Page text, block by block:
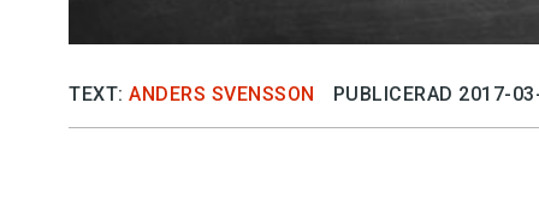
TEXT: ANDERS SVENSSON PUBLICERAD 2017-